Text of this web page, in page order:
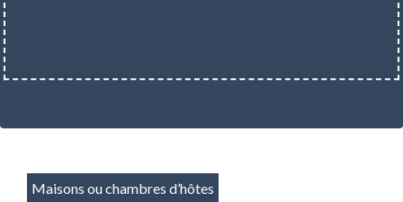
Maisons ou chambres d’hôtes